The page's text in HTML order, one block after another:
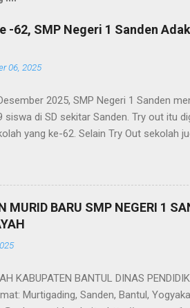
-62, SMP Negeri 1 Sanden
06, 2025
2025, SMP Negeri 1 Sanden
siswa di SD sekitar Sanden. Try out itu
yang ke-62. Selain Try Out sekolah
Grebek Sampah di Pantai Gua
3 Mata Pelajaran TKA/TKAD, yaitu
ajang latihan bagi para siswa SD
selama 120 menit dan dikoreksi
juara ketiga adalah Salsabila Mufida
MURID BARU SMP NEGERI 1
KABUPATEN BANTUL DINAS
Murtigading, Sanden, Bantul,